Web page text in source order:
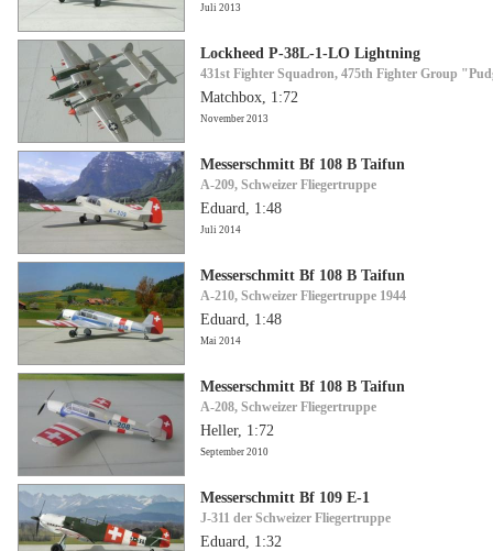
Juli 2013
Lockheed P-38L-1-LO Lightning
431st Fighter Squadron, 475th Fighter Group
Matchbox, 1:72
November 2013
Messerschmitt Bf 108 B Taifun
A-209, Schweizer Fliegertruppe
Eduard, 1:48
Juli 2014
Messerschmitt Bf 108 B Taifun
A-210, Schweizer Fliegertruppe 1944
Eduard, 1:48
Mai 2014
Messerschmitt Bf 108 B Taifun
A-208, Schweizer Fliegertruppe
Heller, 1:72
September 2010
Messerschmitt Bf 109 E-1
J-311 der Schweizer Fliegertruppe
Eduard, 1:32